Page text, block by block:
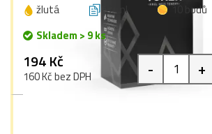
žlutá 12 ml
10 bodů
Skladem > 9 ks
194 Kč
160 Kč bez DPH - +